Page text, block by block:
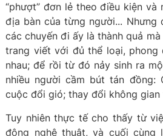
“phượt” đơn lẻ theo điều kiện và
địa bàn của từng người... Nhưng
các chuyến đi ấy là thành quả
trang viết với đủ thể loại, phong
nhau; để rồi từ đó nảy sinh ra
nhiều người cầm bút tán đồng:
cuộc đổi gió; thay đổi không gian
Tuy nhiên thực tế cho thấy từ
động nghệ thuật, và cuối cùng